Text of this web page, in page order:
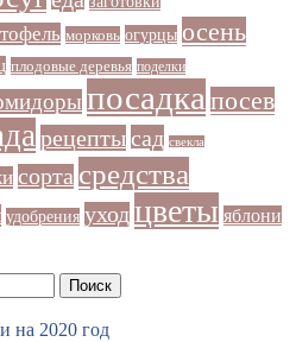
морковь огурцы осень
плодовые деревья поделки
посадка посев
рецептысад свекла
сорта средства
удобрения уходцветы яблони
на 2020 год